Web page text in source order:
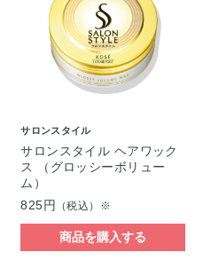
サロンスタイル
サロンスタイル ヘアワック
ス （グロッシーボリュー
ム）
825円
（税込）※
商品を購入する